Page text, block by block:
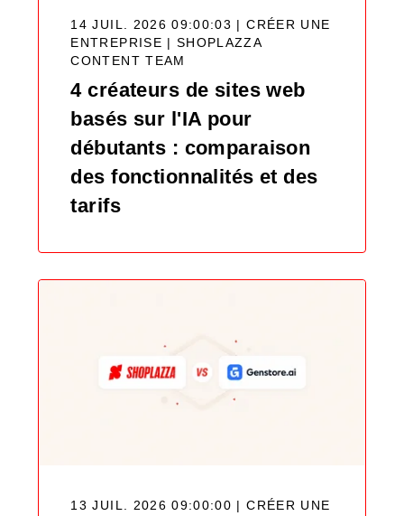
14 JUIL. 2026 09:00:03 | CRÉER UNE
ENTREPRISE | SHOPLAZZA
CONTENT TEAM
4 créateurs de sites web
basés sur l'IA pour
débutants : comparaison
des fonctionnalités et des
tarifs
13 JUIL. 2026 09:00:00 | CRÉER UNE